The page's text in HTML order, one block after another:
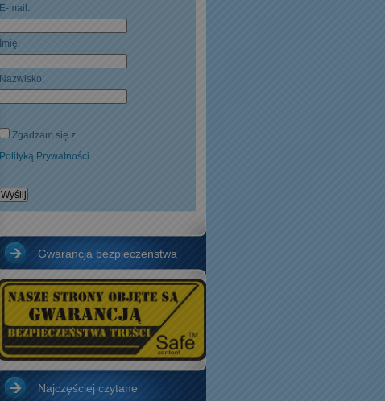
E-mail:
Imię:
Nazwisko:
Zgadzam się z
Polityką Prywatności
Gwarancja bezpieczeństwa
Najczęściej czytane